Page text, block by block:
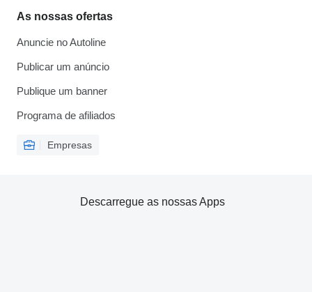
As nossas ofertas
Anuncie no Autoline
Publicar um anúncio
Publique um banner
Programa de afiliados
Empresas
Descarregue as nossas Apps